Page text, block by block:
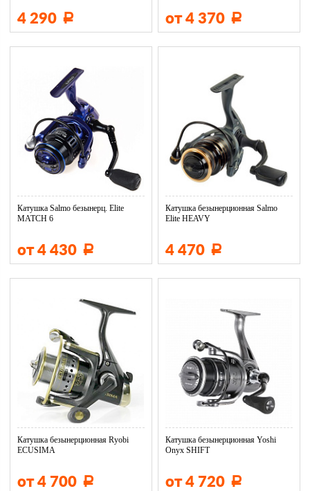
4 290 Р от 4 370 Р
Катушка Salmo безынерц. Elite
MATCH 6
от 4 430 Р
Катушка безынерционная Salmo
Elite HEAVY
4 470 Р
Катушка безынерционная Ryobi
ECUSIMA
от 4 700 Р
Катушка безынерционная Yoshi
Onyx SHIFT
от 4 720 Р